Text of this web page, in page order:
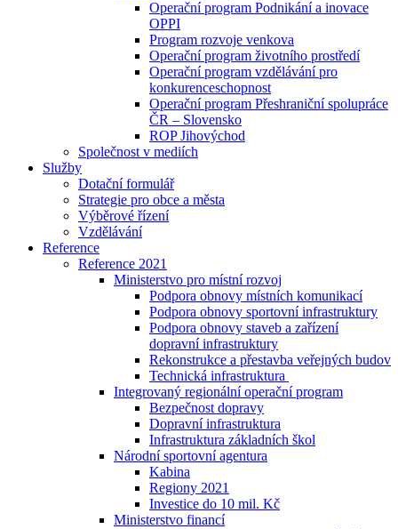
Operační program Podnikání a inovace
OPPI
Program rozvoje venkova
Operační program životního prostředí
Operační program vzdělávání pro
konkurenceschopnost
Operační program Přeshraniční spolupráce
ČR – Slovensko
ROP Jihovýchod
Společnost v mediích
Služby
Dotační formulář
Strategie pro obce a města
Výběrové řízení
Vzdělávání
Reference
Reference 2021
Ministerstvo pro místní rozvoj
Podpora obnovy místních komunikací
Podpora obnovy sportovní infrastruktury
Podpora obnovy staveb a zařízení
dopravní infrastruktury
Rekonstrukce a přestavba veřejných budov
Technická infrastruktura
Integrovaný regionální operační program
Bezpečnost dopravy
Dopravní infrastruktura
Infrastruktura základních škol
Národní sportovní agentura
Kabina
Regiony 2021
Investice do 10 mil. Kč
Ministerstvo financí